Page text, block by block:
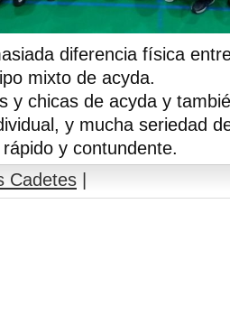
diferencia física
mixto de acyda.
y chicas de acyda y
y mucha seriedad
y contundente.
Cadetes